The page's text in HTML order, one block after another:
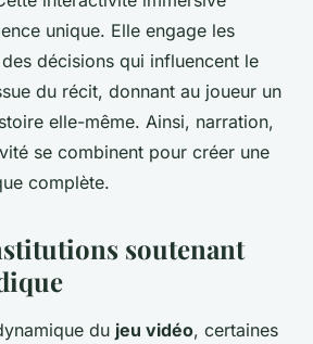
unique. Elle engage les
décisions qui influencent le
du récit, donnant au joueur un
elle-même. Ainsi, narration,
se combinent pour créer une
complète.
soutenant
du jeu vidéo, certaines